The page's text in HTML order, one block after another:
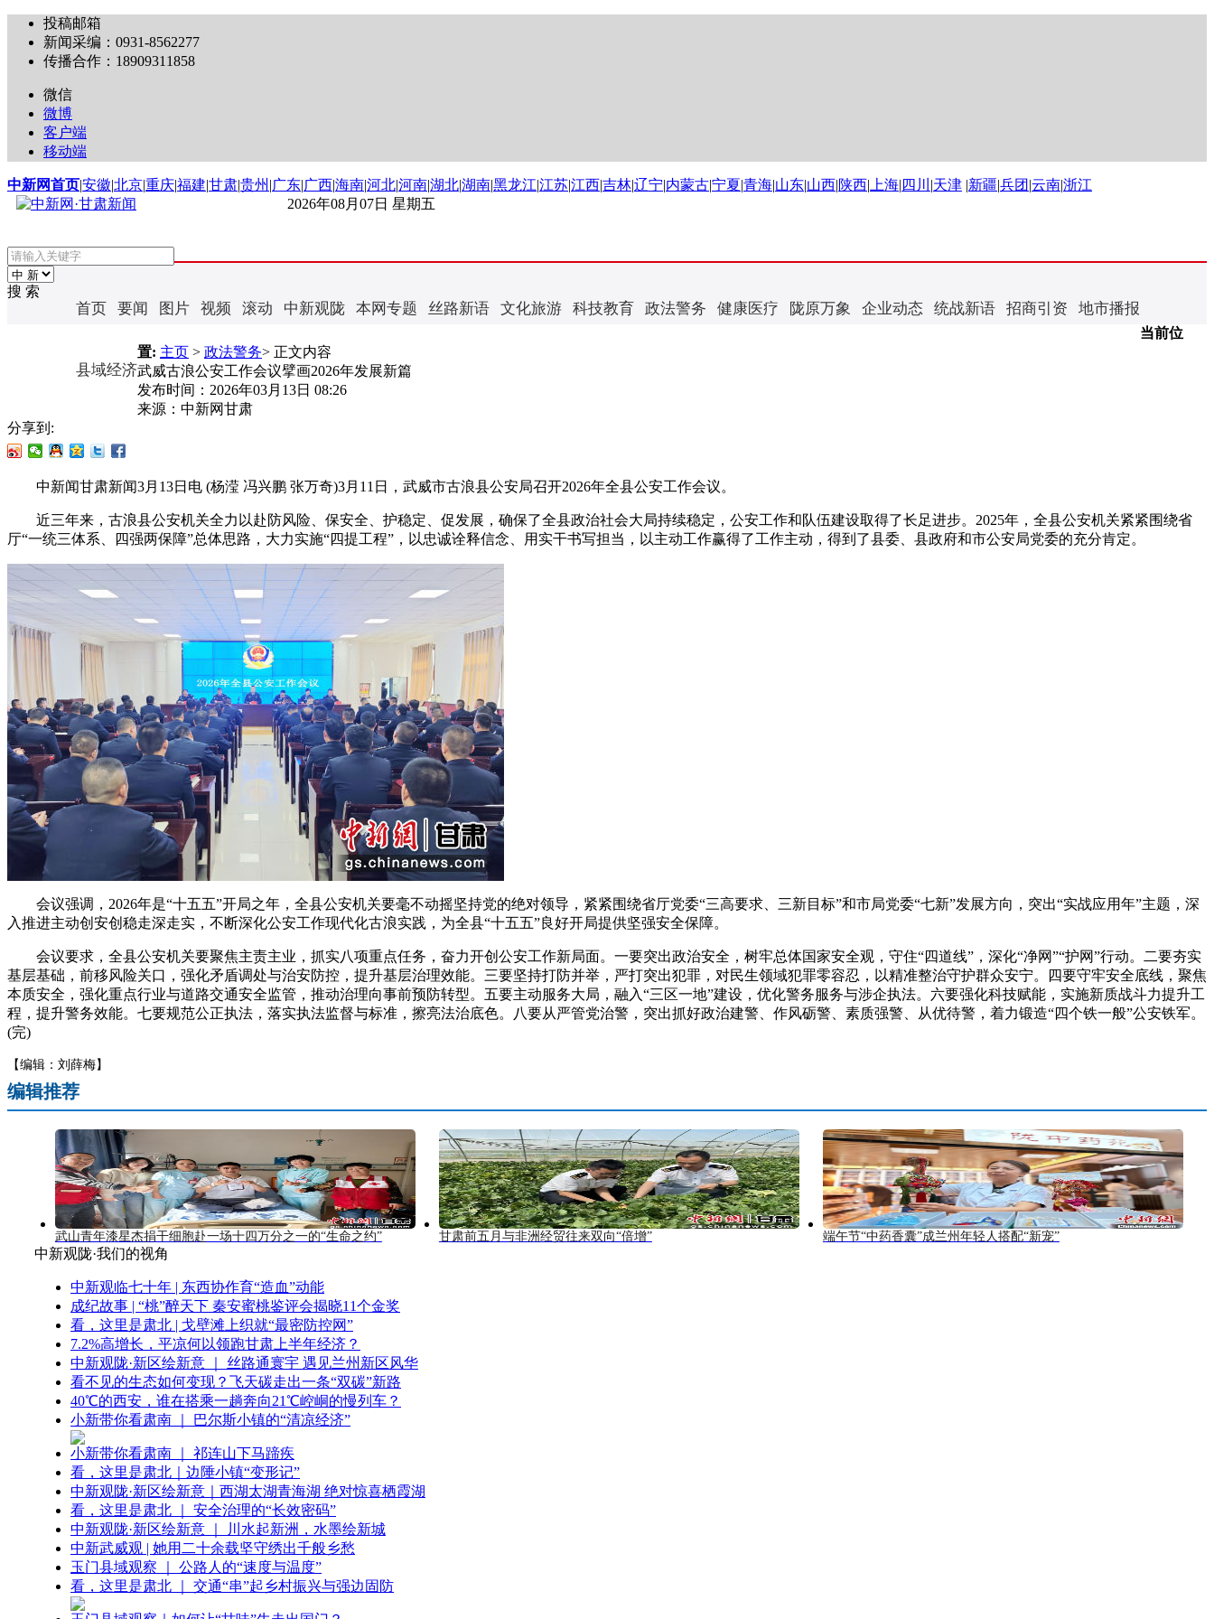
投稿邮箱
新闻采编：0931-8562277
传播合作：18909311858
微信
微博
客户端
移动端
中新网首页|安徽|北京|重庆|福建|甘肃|贵州 |广东|广西|海南|河北|河南|湖北|湖南|黑龙江|江苏|江西|吉林|辽宁|内蒙古|宁夏|青海|山东|山西|陕西| 上海| 四川 |天津 |新疆|兵团 |云南|浙江
2026年08月07日 星期五
搜 索
首页 要闻 图片 视频 滚动 中新观陇 本网专题 丝路新语 文化旅游 科技教育 政法警务 健康医疗 陇原万象 企业动态 统战新语 招商引资 地市播报
县域经济
当前位
置: 主页 > 政法警务> 正文内容
武威古浪公安工作会议擘画2026年发展新篇
发布时间： 2026年03月13日 08:26
来源： 中新网甘肃
分享到:
中新闻甘肃新闻3月13日电 (杨滢 冯兴鹏 张万奇)3月11日，武威市古浪县公安局召开2026年全县公安工作会议。
近三年来，古浪县公安机关全力以赴防风险、保安全、护稳定、促发展，确保了全县政治社会大局持续稳定，公安工作和队伍建设取得了长足进步。2025年，全县公安机关紧紧围绕省
厅“一统三体系、四强两保障”总体思路，大力实施“四提工程”，以忠诚诠释信念、用实干书写担当，以主动工作赢得了工作主动，得到了县委、县政府和市公安局党委的充分肯定。
会议强调，2026年是“十五五”开局之年，全县公安机关要毫不动摇坚持党的绝对领导，紧紧围绕省厅党委“三高要求、三新目标”和市局党委“七新”发展方向，突出“实战应用年”主题，深
入推进主动创安创稳走深走实，不断深化公安工作现代化古浪实践，为全县“十五五”良好开局提供坚强安全保障。
会议要求，全县公安机关要聚焦主责主业，抓实八项重点任务，奋力开创公安工作新局面。一要突出政治安全，树牢总体国家安全观，守住“四道线”，深化“净网”“护网”行动。二要夯实
基层基础，前移风险关口，强化矛盾调处与治安防控，提升基层治理效能。三要坚持打防并举，严打突出犯罪，对民生领域犯罪零容忍，以精准整治守护群众安宁。四要守牢安全底线，聚焦
本质安全，强化重点行业与道路交通安全监管，推动治理向事前预防转型。五要主动服务大局，融入“三区一地”建设，优化警务服务与涉企执法。六要强化科技赋能，实施新质战斗力提升工
程，提升警务效能。七要规范公正执法，落实执法监督与标准，擦亮法治底色。八要从严管党治警，突出抓好政治建警、作风砺警、素质强警、从优待警，着力锻造“四个铁一般”公安铁军。
(完)
【编辑：刘薛梅】
编辑推荐
武山青年漆星杰捐干细胞赴一场十四万分之一的“生命之约” 甘肃前五月与非洲经贸往来双向“倍增” 端午节“中药香囊”成兰州年轻人搭配“新宠”
中新观陇·我们的视角
中新观临七十年 | 东西协作育“造血”动能
成纪故事 | “桃”醉天下 秦安蜜桃鉴评会揭晓11个金奖
看，这里是肃北 | 戈壁滩上织就“最密防控网”
7.2%高增长，平凉何以领跑甘肃上半年经济？
中新观陇·新区绘新意 ｜ 丝路通寰宇 遇见兰州新区风华
看不见的生态如何变现？飞天碳走出一条“双碳”新路
40℃的西安，谁在搭乘一趟奔向21℃崆峒的慢列车？
小新带你看肃南 ｜ 巴尔斯小镇的“清凉经济”
小新带你看肃南 ｜ 祁连山下马蹄疾
看，这里是肃北｜边陲小镇“变形记”
中新观陇·新区绘新意｜西湖太湖青海湖 绝对惊喜栖霞湖
看，这里是肃北 ｜ 安全治理的“长效密码”
中新观陇·新区绘新意 ｜ 川水起新洲，水墨绘新城
中新武威观 | 她用二十余载坚守绣出千般乡愁
玉门县域观察 ｜ 公路人的“速度与温度”
看，这里是肃北 ｜ 交通“串”起乡村振兴与强边固防